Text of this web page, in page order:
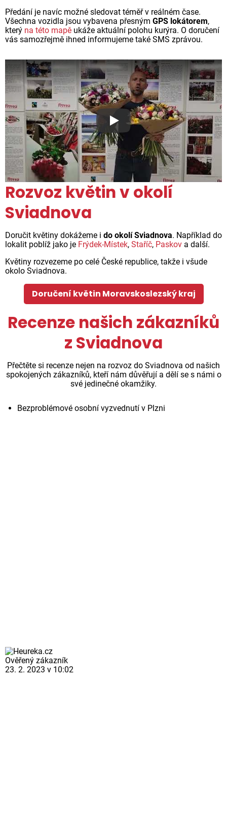
Předání je navíc možné sledovat téměř v reálném čase.
Všechna vozidla jsou vybavena přesným GPS lokátorem,
který na této mapě ukáže aktuální polohu kurýra. O doručení
vás samozřejmě ihned informujeme také SMS zprávou.
Proč jsou květiny z Florea
Rozvoz květin v okolí
Sviadnova
Doručit květiny dokážeme i do okolí Sviadnova. Například do
lokalit poblíž jako je Frýdek-Místek, Staříč, Paskov a další.
Květiny rozvezeme po celé České republice, takže i všude
okolo Sviadnova.
Doručení květin Moravskoslezský kraj
Recenze našich zákazníků
z Sviadnova
Přečtěte si recenze nejen na rozvoz do Sviadnova od našich
spokojených zákazníků, kteří nám důvěřují a dělí se s námi o
své jedinečné okamžiky.
Bezproblémové osobní vyzvednutí v Plzni
Ověřený zákazník
23. 2. 2023 v 10:02